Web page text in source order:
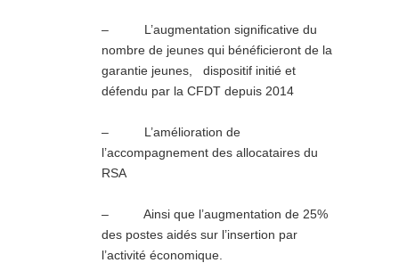
– L’augmentation significative du
nombre de jeunes qui bénéficieront de la
garantie jeunes, dispositif initié et
défendu par la CFDT depuis 2014
– L’amélioration de
l’accompagnement des allocataires du
RSA
– Ainsi que l’augmentation de 25%
des postes aidés sur l’insertion par
l’activité économique.